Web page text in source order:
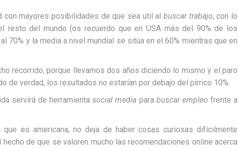
mayores posibilidades de que sea util al buscar trabajo, con lo
resto del mundo (os recuerdo que en USA más del 90% de los
70% y la media a nivel mundial se sitúa en el 60% mientras que en
recorrido, porque llevamos dos años diciendo lo mismo y el paro
de verdad, los resultados no estarían por debajo del pírrico 10%.
servirá de herramientasocial media para buscar empleo frente a
es americana, no deja de haber cosas curiosas difícilmente
de que se valoren mucho las recomendaciones online acerca